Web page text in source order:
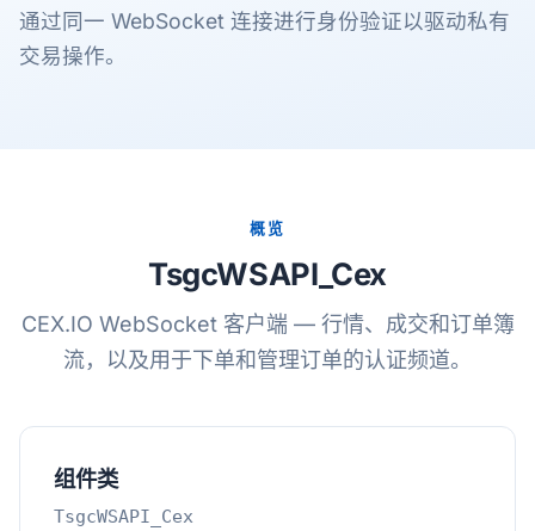
通过同一 WebSocket 连接进行身份验证以驱动私有
交易操作。
概览
TsgcWSAPI_Cex
CEX.IO WebSocket 客户端 — 行情、成交和订单簿
流，以及用于下单和管理订单的认证频道。
组件类
TsgcWSAPI_Cex